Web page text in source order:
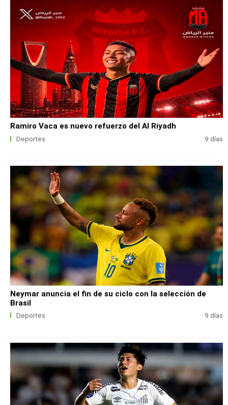
Ramiro Vaca es nuevo refuerzo del Al Riyadh
Deportes 9 días
Neymar anuncia el fin de su ciclo con la selección de
Brasil
Deportes 9 días